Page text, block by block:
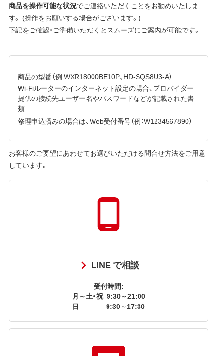
商品を操作可能な状況でご連絡いただくことをお勧めいたしま
す。 (操作をお願いする場合がございます。)
下記をご確認・ご準備いただくとスムーズにご案内が可能です。
商品の型番（例:WXR18000BE10P、HD-SQS8U3-A）
Wi-Fiルーターのインターネット設定の場合、プロバイダー
提供の接続先ユーザー名やパスワードなどが記載された書
類
修理申込済みの場合は、Web受付番号（例：W1234567890）
お客様のご要望にあわせてお選びいただける問合せ方法をご用意
しています。
LINE で相談
受付時間:
月～土・祝 9:30～21:00
日
9:30～17:30